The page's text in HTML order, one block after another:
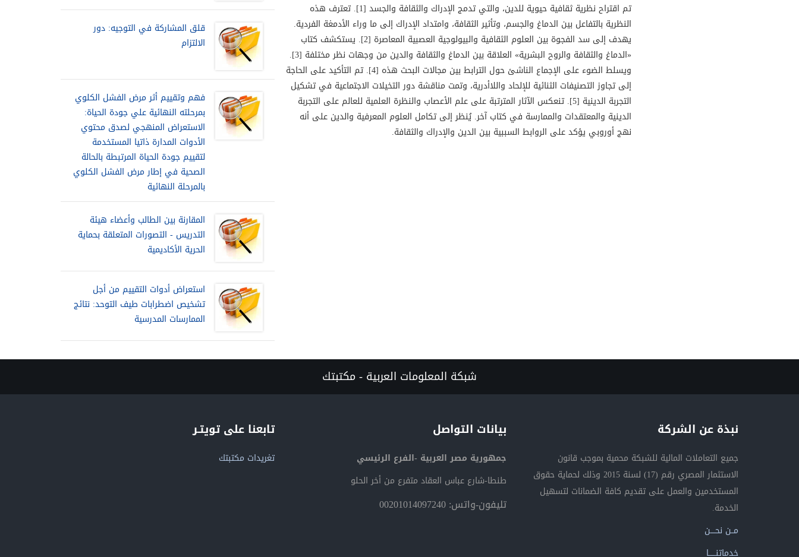
تم اقتراح نظرية ثقافية حيوية للدين، والتي تدمج الإدراك والثقافة والجسد [1]. تعترف هذه
النظرية بالتفاعل بين الدماغ والجسم، وتأثير الثقافة، وامتداد الإدراك إلى ما وراء الأدمغة الفردية.
يهدف إلى سد الفجوة بين العلوم الثقافية والبيولوجية العصبية المعاصرة [2]. يستكشف كتاب
«الدماغ والثقافة والروح البشرية» العلاقة بين الدماغ والثقافة والدين من وجهات نظر مختلفة [3].
ويسلط الضوء على الإجماع الناشئ حول الترابط بين مجالات البحث هذه [4]. تم التأكيد على الحاجة
إلى تجاوز التصنيفات الثنائية للإلحاد واللاأدرية، وتمت مناقشة دور التخيلات الاجتماعية في تشكيل
التجربة الدينية [5]. تنعكس الآثار المترتبة على علم الأعصاب والنظرة العلمية للعالم على التجربة
الدينية والمعتقدات والممارسة في كتاب آخر. يُنظر إلى تكامل العلوم المعرفية والدين على أنه
نهج أوروبي يؤكد على الروابط السببية بين الدين والإدراك والثقافة.
قلق المشاركة في التوجيه: دور
الالتزام
فهم وتقييم أثر مرض الفشل الكلوي
بمرحلته النهائية علي جودة الحياة:
الاستعراض المنهجي لصدق محتوي
الأدوات المدارة ذاتيا المستخدمة
لتقييم جودة الحياة المرتبطة بالحالة
الصحية في إطار مرض الفشل الكلوي
بالمرحلة النهائية
المقارنة بين الطالب وأعضاء هيئة
التدريس - التصورات المتعلقة بحماية
الحرية الأكاديمية
استعراض أدوات التقييم من أجل
تشخيص اضطرابات طيف التوحد: نتائج
الممارسات المدرسية
شبكة المعلومات العربية - مكتبتك
نبذة عن الشركة
جميع التعاملات المالية للشبكة محمية بموجب قانون
الاستثمار المصري رقم (17) لسنة 2015 وذلك لحماية حقوق
المستخدمين والعمل على تقديم كافة الضمانات لتسهيل
الخدمة.
مــن نحــــن
خدماتنــــــا
بيانات التواصل
جمهورية مصر العربية -الفرع الرئيسي
طنطا-شارع عباس العقاد متفرع من أخر الحلو
تليفون-واتس: 00201014097240
تابعنا على تويتـر
تغريدات مكتبتك